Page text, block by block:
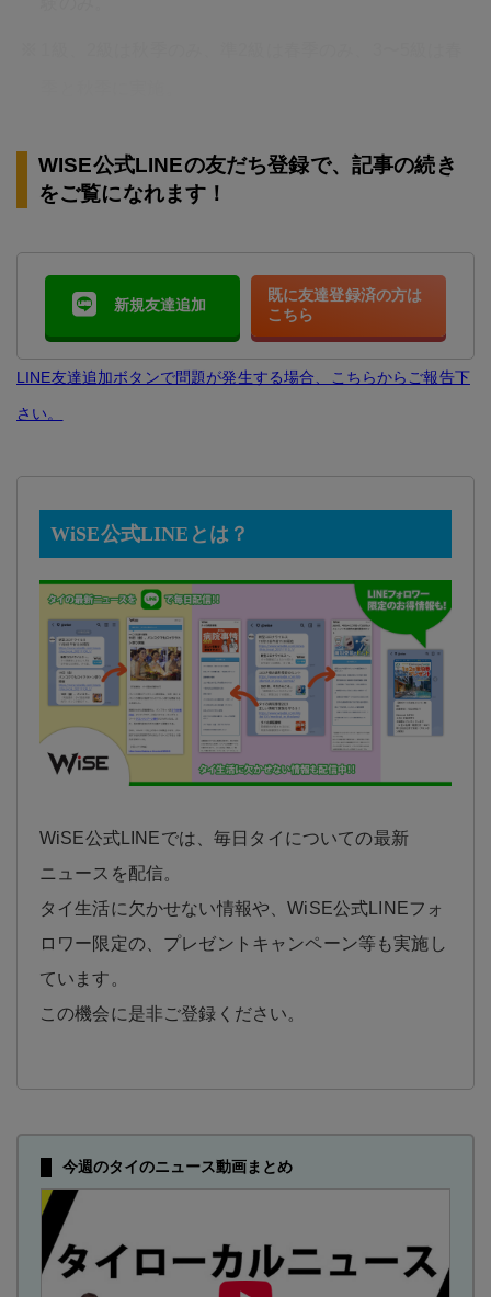
WISE公式LINEの友だち登録で、記事の続き
をご覧になれます！
新規友達追加
既に友達登録済の方は
こちら
LINE友達追加ボタンで問題が発生する場合、こちらからご報告下
さい。
WiSE公式LINEとは？
WiSE公式LINEでは、毎日タイについての最新
ニュースを配信。
タイ生活に欠かせない情報や、WiSE公式LINEフォ
ロワー限定の、プレゼントキャンペーン等も実施し
ています。
この機会に是非ご登録ください。
今週のタイのニュース動画まとめ